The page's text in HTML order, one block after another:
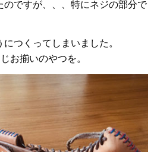
のですが、、、特にネジの部分で
つくってしまいました。
お揃いのやつを。